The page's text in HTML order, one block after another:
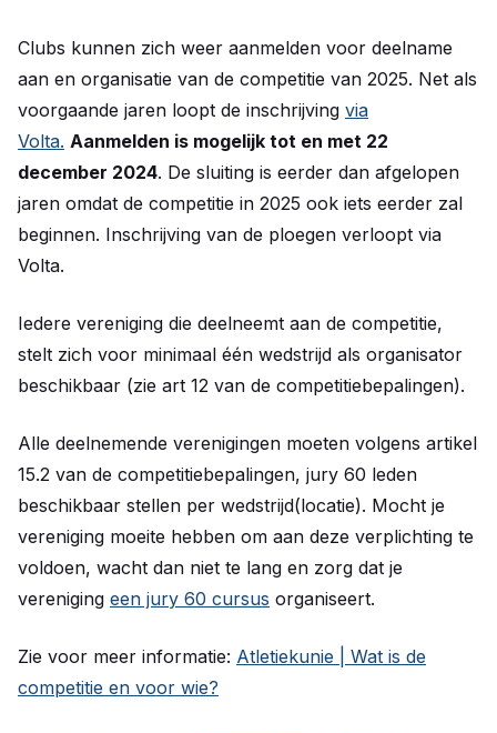
Clubs kunnen zich weer aanmelden voor deelname
aan en organisatie van de competitie van 2025. Net als
voorgaande jaren loopt de inschrijving via
Volta. Aanmelden is mogelijk tot en met 22
december 2024. De sluiting is eerder dan afgelopen
jaren omdat de competitie in 2025 ook iets eerder zal
beginnen. Inschrijving van de ploegen verloopt via
Volta.
Iedere vereniging die deelneemt aan de competitie,
stelt zich voor minimaal één wedstrijd als organisator
beschikbaar (zie art 12 van de competitiebepalingen).
Alle deelnemende verenigingen moeten volgens artikel
15.2 van de competitiebepalingen, jury 60 leden
beschikbaar stellen per wedstrijd(locatie). Mocht je
vereniging moeite hebben om aan deze verplichting te
voldoen, wacht dan niet te lang en zorg dat je
vereniging een jury 60 cursus organiseert.
Zie voor meer informatie: Atletiekunie | Wat is de
competitie en voor wie?